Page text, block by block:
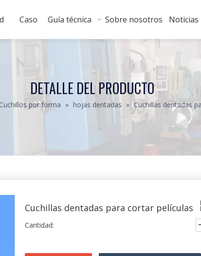
Caso Guía técnica Sobre nosotros Noticias
DETALLE DEL PRODUCTO
Cuchillos por forma » hojas dentadas » Cuchillas dentadas
Cuchillas dentadas para cortar películas
Cantidad: